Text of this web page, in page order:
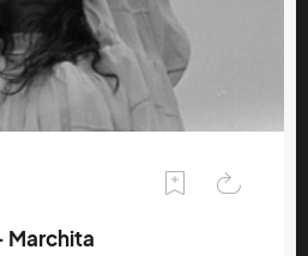
Marchita